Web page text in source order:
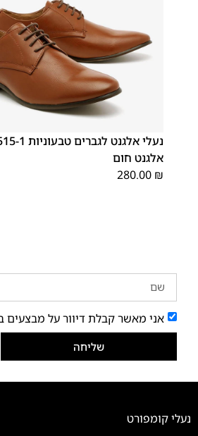
נעלי אלגנט
אלגנט חום
280.00 ₪
אני מאשר קבלת דיוור על מבצעים
שליחה
נעלי קומפורט